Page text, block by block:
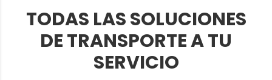
TODAS LAS SOLUCIONES
DE TRANSPORTE A TU
SERVICIO